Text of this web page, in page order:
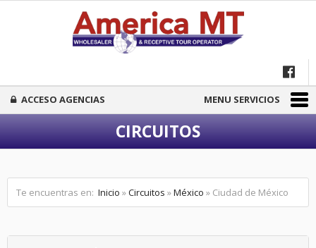
ACCESO AGENCIAS MENU SERVICIOS
CIRCUITOS
Te encuentras en: Inicio »Circuitos »México » Ciudad de México